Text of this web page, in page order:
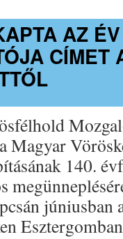
AZ ÉV
CÍMET
Magyar
140.
júniusban